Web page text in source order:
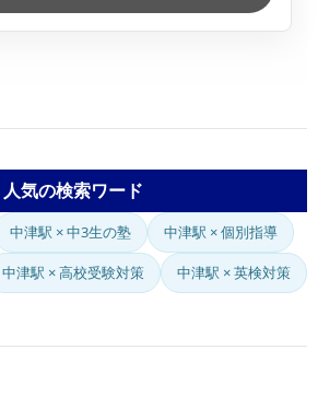
人気の検索ワード
中津駅 × 中3生の塾 中津駅 × 個別指導
中津駅 × 高校受験対策 中津駅 × 英検対策